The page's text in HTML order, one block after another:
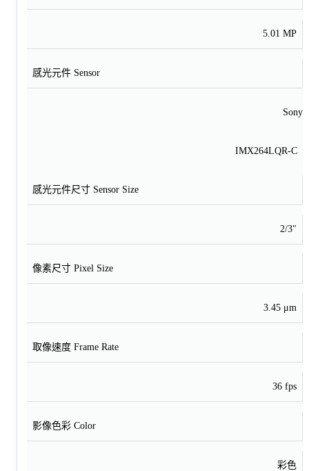
5.01 MP
感光元件 Sensor
Sony
IMX264LQR-C
感光元件尺寸 Sensor Size
2/3"
像素尺寸 Pixel Size
3.45 μm
取像速度 Frame Rate
36 fps
影像色彩 Color
彩色